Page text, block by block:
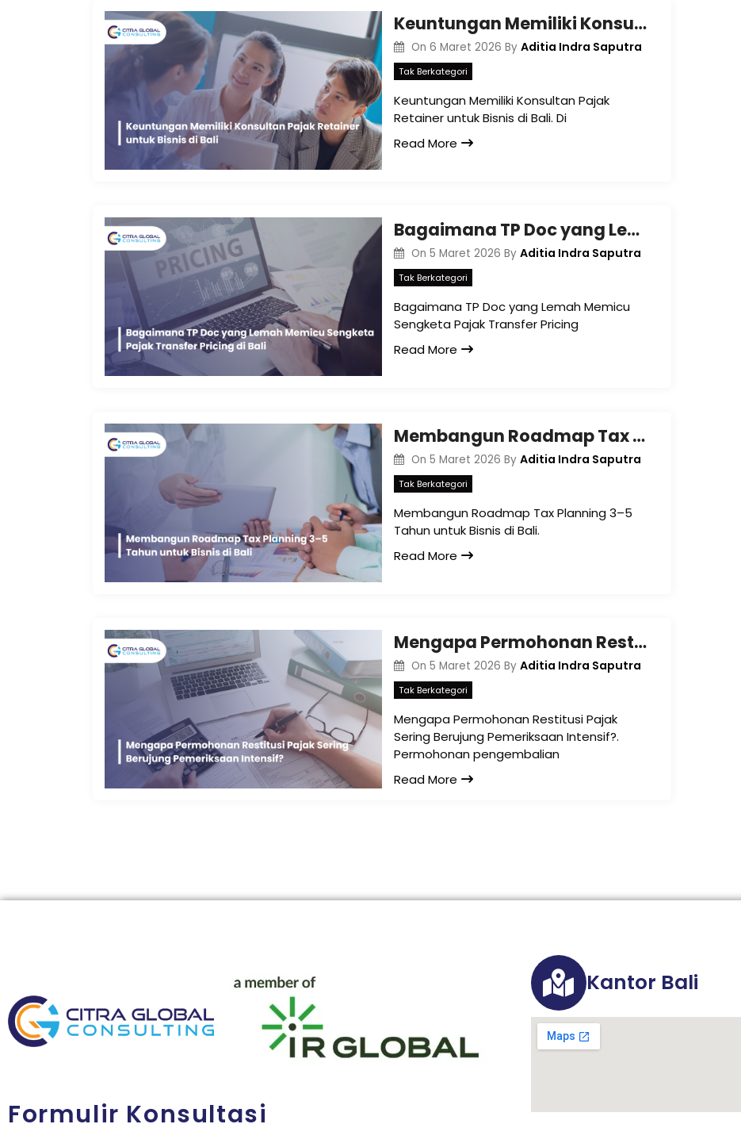
Keuntungan Memiliki Konsultan Pajak Retainer untuk Bisnis di Bali
On 6 Maret 2026 By Aditia Indra Saputra
Tak Berkategori
Keuntungan Memiliki Konsultan Pajak
Retainer untuk Bisnis di Bali. Di
Read More
Bagaimana TP Doc yang Lemah Memicu Sengketa Pajak Transfer Pricing di Bali
On 5 Maret 2026 By Aditia Indra Saputra
Tak Berkategori
Bagaimana TP Doc yang Lemah Memicu
Sengketa Pajak Transfer Pricing
Read More
Membangun Roadmap Tax Planning 3–5 Tahun untuk Bisnis di Bali
On 5 Maret 2026 By Aditia Indra Saputra
Tak Berkategori
Membangun Roadmap Tax Planning 3–5
Tahun untuk Bisnis di Bali.
Read More
Mengapa Permohonan Restitusi Pajak Sering Berujung Pemeriksaan Intensif?
On 5 Maret 2026 By Aditia Indra Saputra
Tak Berkategori
Mengapa Permohonan Restitusi Pajak
Sering Berujung Pemeriksaan Intensif?.
Permohonan pengembalian
Read More
Formulir Konsultasi
Kantor Bali